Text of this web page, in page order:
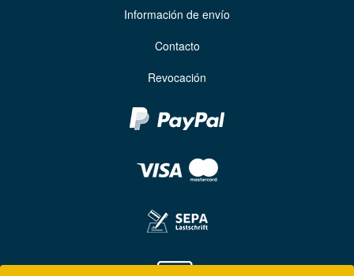
Información de envío
Contacto
Revocación